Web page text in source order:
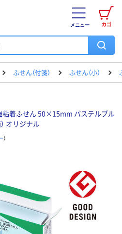
カゴ
メニュー
ふせん（付箋） ふせん（小）
粘着ふせん 50×15mm パステルブル
オリジナル
）